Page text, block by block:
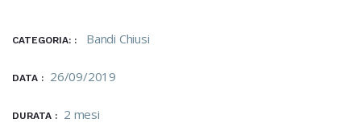
CATEGORIA: : Bandi Chiusi
DATA : 26/09/2019
DURATA : 2 mesi